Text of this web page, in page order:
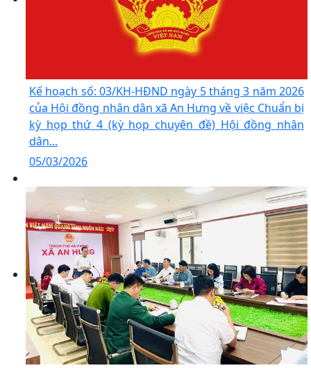
Kế hoạch số: 03/KH-HĐND ngày 5 tháng 3 năm 2026
của Hội đồng nhân dân xã An Hưng về việc Chuẩn bị
kỳ họp thứ 4 (kỳ họp chuyên đề) Hội đồng nhân
dân...
05/03/2026